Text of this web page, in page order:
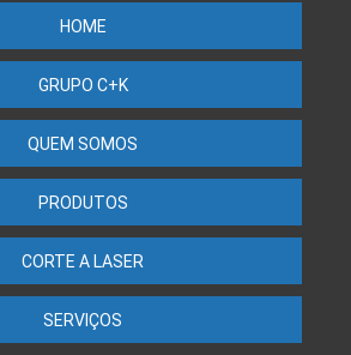
HOME
GRUPO C+K
QUEM SOMOS
PRODUTOS
CORTE A LASER
SERVIÇOS